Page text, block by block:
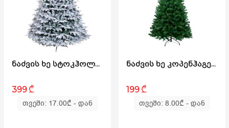
ᲜᲐᲫᲕᲘᲡ ᲮᲔ ᲡᲢᲝᲙᲰᲝᲚᲛᲘ180ᲡᲛ (GS-180)
399 ₾
თვეში: 17.00₾- დან
ᲜᲐᲫᲕᲘᲡ ᲮᲔ ᲙᲝᲞᲔᲜᲰᲐᲒᲔᲜᲘ 240 ᲡᲛ (AS-240)
199 ₾
თვეში: 8.00₾- დან